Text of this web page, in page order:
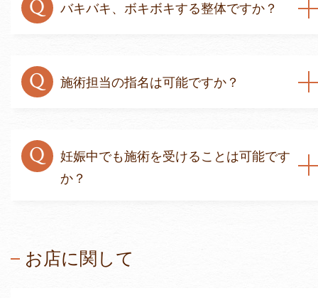
Q バキバキ、ボキボキする整体ですか？
Q 施術担当の指名は可能ですか？
Q
妊娠中でも施術を受けることは可能です
か？
お店に関して